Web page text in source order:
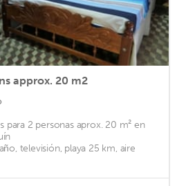
approx. 20 m2
2 personas aprox. 20 m² en
televisión, playa 25 km, aire